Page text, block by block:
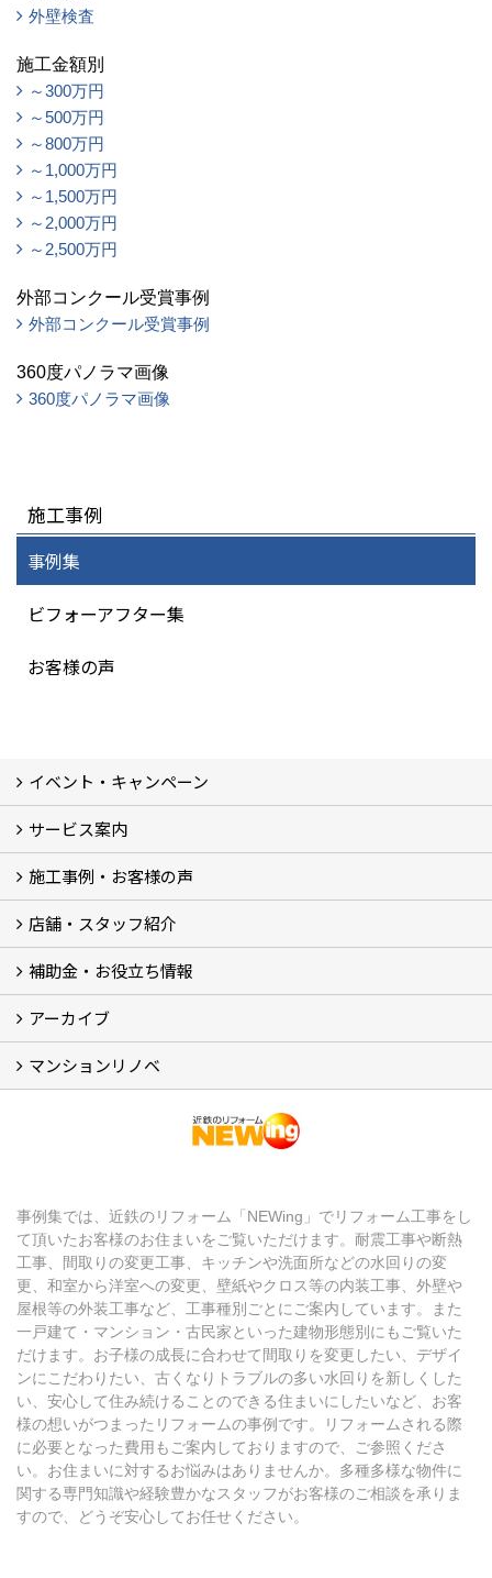
外壁検査
施工金額別
～300万円
～500万円
～800万円
～1,000万円
～1,500万円
～2,000万円
～2,500万円
外部コンクール受賞事例
外部コンクール受賞事例
360度パノラマ画像
360度パノラマ画像
施工事例
事例集
ビフォーアフター集
お客様の声
イベント・キャンペーン
最新のイベント・キャンペーン情報
過去のイベント・キャンペーン
サービス案内
リフォームメニュー (17)
マンションリノベ
外壁塗装リフォーム
防音室リフォーム
近鉄不動産のドッグリフォーム by K・DogSpa
住まいの無料点検
リフォームの流れ
リフォーム成功のQ＆A
保証とアフターサービス
私たちが大切にしていること
安心のリフォーム体制
施工担当者の想い
多種多様なニーズに応える提案力
施工事例・お客様の声
施工事例集
ビフォーアフター集
お客様の声
店舗・スタッフ紹介
店舗 (12)
スタッフ
Googleクチコミ評価
近鉄のリフォーム NEWing (2)
補助金・お役立ち情報
補助金・税制 (3)
コラム
ＳＮＳ
アーカイブ
【アーカイブ】近鉄の健康コラム（全9回） (10)
【アーカイブ】住まいのお役立ち情報（全10回） (11)
マンションリノベ
事例集では、近鉄のリフォーム「NEWing」でリフォーム工事をし
て頂いたお客様のお住まいをご覧いただけます。耐震工事や断熱
工事、間取りの変更工事、キッチンや洗面所などの水回りの変
更、和室から洋室への変更、壁紙やクロス等の内装工事、外壁や
屋根等の外装工事など、工事種別ごとにご案内しています。また
一戸建て・マンション・古民家といった建物形態別にもご覧いた
だけます。お子様の成長に合わせて間取りを変更したい、デザイ
ンにこだわりたい、古くなりトラブルの多い水回りを新しくした
い、安心して住み続けることのできる住まいにしたいなど、お客
様の想いがつまったリフォームの事例です。リフォームされる際
に必要となった費用もご案内しておりますので、ご参照くださ
い。お住まいに対するお悩みはありませんか。多種多様な物件に
関する専門知識や経験豊かなスタッフがお客様のご相談を承りま
すので、どうぞ安心してお任せください。